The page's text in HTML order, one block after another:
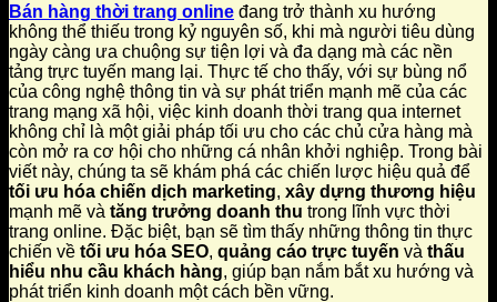
Bán hàng thời trang online đang trở thành xu hướng
không thể thiếu trong kỷ nguyên số, khi mà người tiêu dùng
ngày càng ưa chuộng sự tiện lợi và đa dạng mà các nền
tảng trực tuyến mang lại. Thực tế cho thấy, với sự bùng nổ
của công nghệ thông tin và sự phát triển mạnh mẽ của các
trang mạng xã hội, việc kinh doanh thời trang qua internet
không chỉ là một giải pháp tối ưu cho các chủ cửa hàng mà
còn mở ra cơ hội cho những cá nhân khởi nghiệp. Trong bài
viết này, chúng ta sẽ khám phá các chiến lược hiệu quả để
tối ưu hóa chiến dịch marketing, xây dựng thương hiệu
mạnh mẽ và tăng trưởng doanh thu trong lĩnh vực thời
trang online. Đặc biệt, bạn sẽ tìm thấy những thông tin thực
chiến về tối ưu hóa SEO, quảng cáo trực tuyến và thấu
hiểu nhu cầu khách hàng, giúp bạn nắm bắt xu hướng và
phát triển kinh doanh một cách bền vững.